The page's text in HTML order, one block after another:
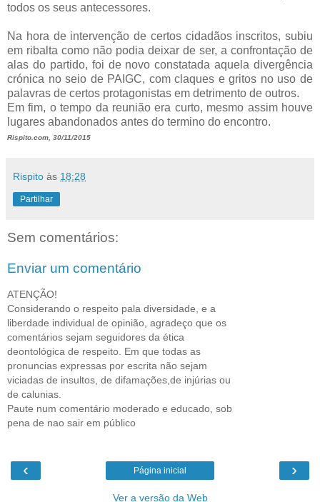
todos os seus antecessores.
Na hora de intervenção de certos cidadãos inscritos, subiu
em ribalta como não podia deixar de ser, a confrontação de
alas do partido, foi de novo constatada aquela divergência
crónica no seio de PAIGC, com claques e gritos no uso de
palavras de certos protagonistas em detrimento de outros.
Em fim, o tempo da reunião era curto, mesmo assim houve
lugares abandonados antes do termino do encontro.
Rispito.com, 30/11/2015
Rispito às 18:28
Partilhar
Sem comentários:
Enviar um comentário
ATENÇÃO!
Considerando o respeito pala diversidade, e a
liberdade individual de opinião, agradeço que os
comentários sejam seguidores da ética
deontológica de respeito. Em que todas as
pronuncias expressas por escrita não sejam
viciadas de insultos, de difamações,de injúrias ou
de calunias.
Paute num comentário moderado e educado, sob
pena de nao sair em público
‹ ›
Página inicial
Ver a versão da Web